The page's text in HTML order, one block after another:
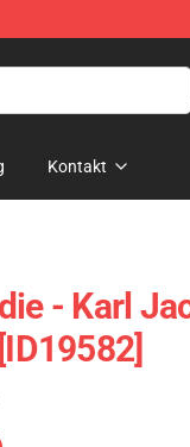
Kontakt
- Karl